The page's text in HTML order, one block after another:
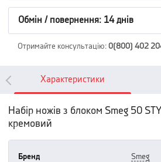
Обмін / повернення: 14 днів
Отримайте консультацію: 0(800) 402
Характеристики
Набір ножів з блоком Smeg 50
кремовий
Бренд smeg